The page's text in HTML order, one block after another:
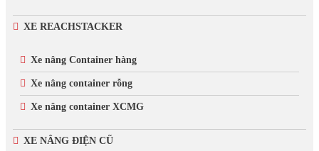
XE REACHSTACKER
Xe nâng Container hàng
Xe nâng container rỗng
Xe nâng container XCMG
XE NÂNG ĐIỆN CŨ